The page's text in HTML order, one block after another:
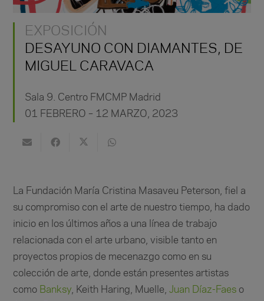
EXPOSICIÓN
DESAYUNO CON DIAMANTES, DE
MIGUEL CARAVACA
Sala 9. Centro FMCMP Madrid
01 FEBRERO – 12 MARZO, 2023
La Fundación María Cristina Masaveu Peterson, fiel a
su compromiso con el arte de nuestro tiempo, ha dado
inicio en los últimos años a una línea de trabajo
relacionada con el arte urbano, visible tanto en
proyectos propios de mecenazgo como en su
colección de arte, donde están presentes artistas
como Banksy, Keith Haring, Muelle,Juan Díaz-Faes o